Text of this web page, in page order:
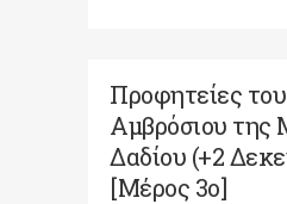
Προφητείες
Αμβρόσιου της
Δαδίου (+2
[Μέρος 3ο]